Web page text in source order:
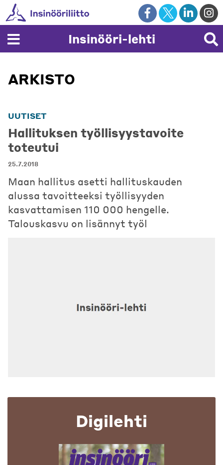
Skip
to
content
Insinööri-lehti
ARKISTO
UUTISET
Hallituksen työllisyystavoite
toteutui
25.7.2018
Maan hallitus asetti hallituskauden
alussa tavoitteeksi työllisyyden
kasvattamisen 110 000 hengelle.
Talouskasvu on lisännyt työl
Digilehti